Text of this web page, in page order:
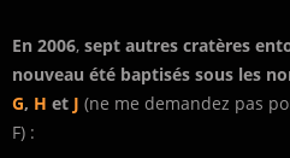
En 2006, sept autres cratères
nouveau été baptisés sous les
G, H et J (ne me demandez pas
F) :